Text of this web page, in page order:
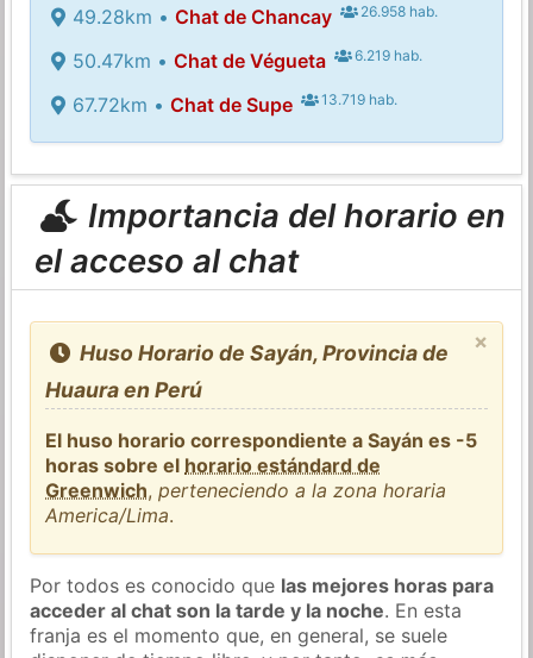
49.28km • Chat de Chancay 26.958 hab.
50.47km • Chat de Végueta 6.219 hab.
67.72km • Chat de Supe 13.719 hab.
Importancia del horario en
el acceso al chat
×
Huso Horario de Sayán, Provincia de
Huaura en Perú
El huso horario correspondiente a Sayán es -5
horas sobre el horario estándard de
Greenwich,perteneciendo a la zona horaria
America/Lima.
Por todos es conocido que las mejores horas para
acceder al chat son la tarde y la noche. En esta
franja es el momento que, en general, se suele